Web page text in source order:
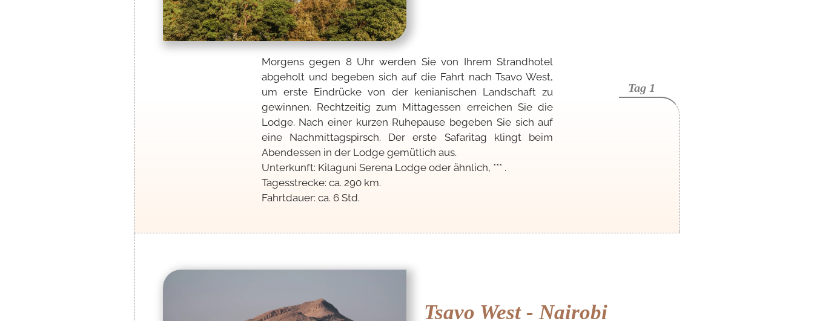
Morgens gegen 8 Uhr werden Sie von Ihrem Strandhotel
abgeholt und begeben sich auf die Fahrt nach Tsavo West,
um erste Eindrücke von der kenianischen Landschaft zu
gewinnen. Rechtzeitig zum Mittagessen erreichen Sie die
Lodge. Nach einer kurzen Ruhepause begeben Sie sich auf
eine Nachmittagspirsch. Der erste Safaritag klingt beim
Abendessen in der Lodge gemütlich aus.
Unterkunft: Kilaguni Serena Lodge oder ähnlich, *** .
Tagesstrecke: ca. 290 km.
Fahrtdauer: ca. 6 Std.
Tag 1
Tsavo West - Nairobi